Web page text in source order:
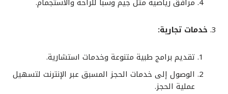
خدمات تجارية:
تقديم برامج طبية متنوعة وخدمات استشارية.
الوصول إلى خدمات الحجز المسبق عبر الإنترنت لتسهيل
عملية الحجز.